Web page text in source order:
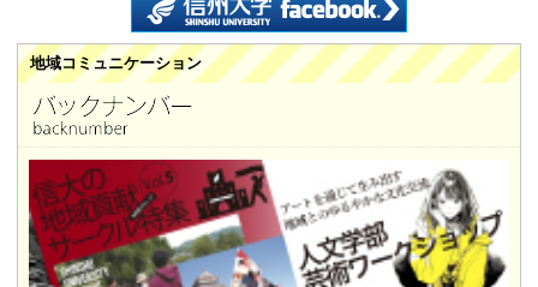
地域コミュニケーション